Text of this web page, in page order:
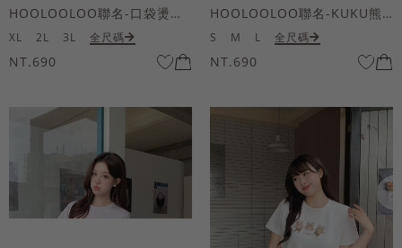
HOOLOOLOO聯名-口袋燙金KUKU熊短袖上衣
XL 2L 3L 全尺碼
NT.690
HOOLOOLOO聯名-KUKU熊蝴蝶結短袖上衣
S M L 全尺碼
NT.690